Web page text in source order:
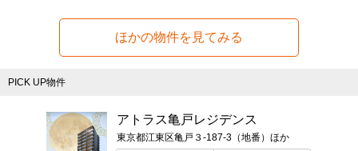
ほかの物件を見てみる
PICK UP物件
アトラス亀戸レジデンス
東京都江東区亀戸３-187-3（地番）ほか